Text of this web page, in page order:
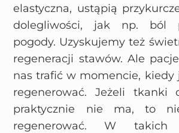
elastyczna, ustąpią
dolegliwości, jak np. ból
pogody. Uzyskujemy też
regeneracji stawów. Ale
nas trafić w momencie, kiedy
regenerować. Jeżeli tkanki
praktycznie nie ma, to
regenerować. W takich